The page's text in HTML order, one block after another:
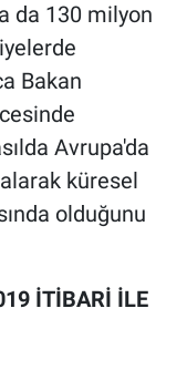
da 130 milyon
Bakan
Avrupa'da
küresel
olduğunu
İTİBARİ İLE